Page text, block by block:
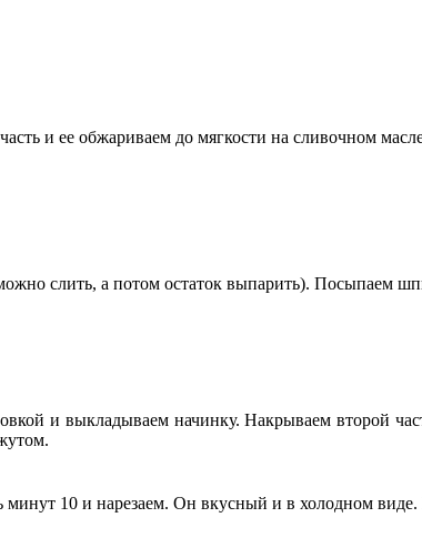
и ее обжариваем до мягкости на сливочном
слить, а потом остаток выпарить). Посыпаем
и выкладываем начинку. Накрываем второй
10 и нарезаем. Он вкусный и в холодном виде.